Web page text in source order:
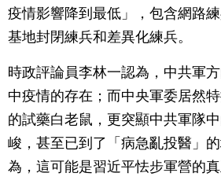
疫情影響降到最低」，包含網路練
基地封閉練兵和差異化練兵。
時政評論員李林一認為，中共軍
中疫情的存在；而中央軍委居然
的試藥白老鼠，更突顯中共軍隊
峻，甚至已到了「病急亂投醫」
為，這可能是習近平怯步軍營的真